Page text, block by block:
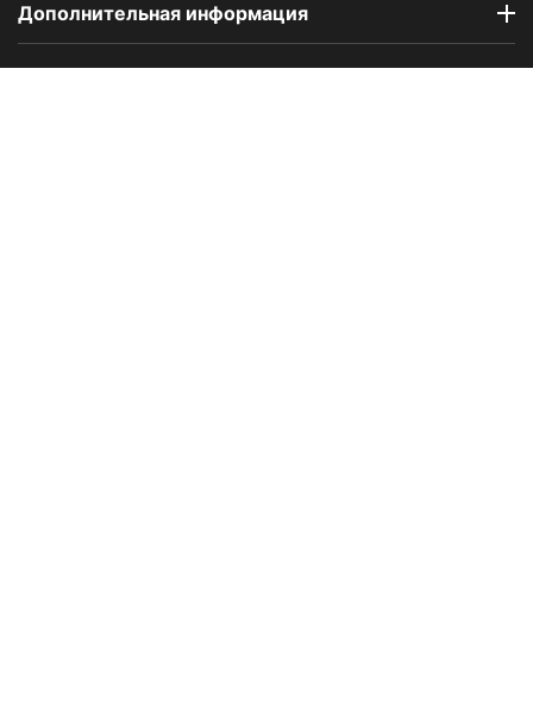
Дополнительная информация